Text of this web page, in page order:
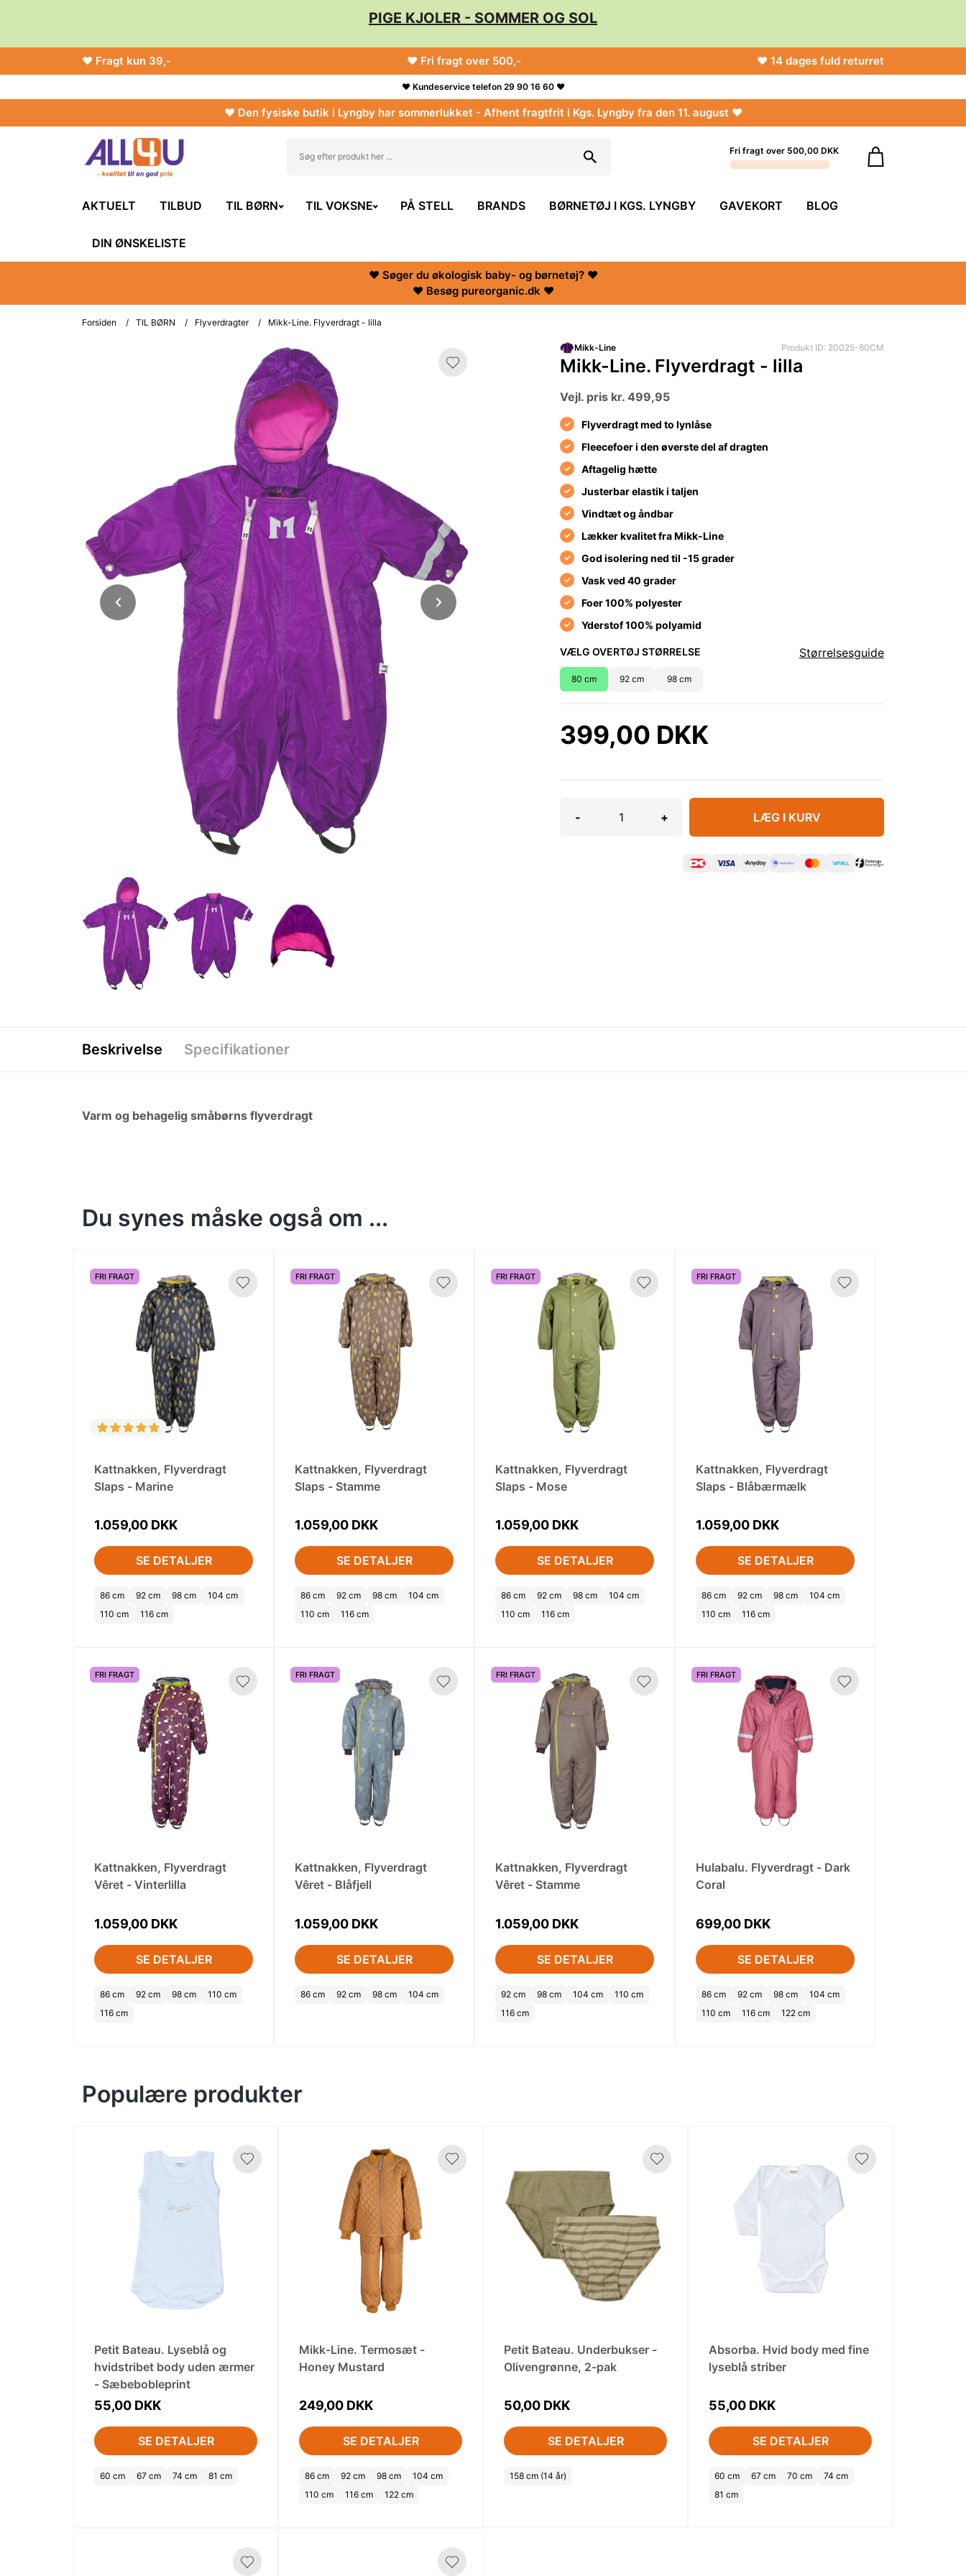
PIGE KJOLER - SOMMER OG SOL
♥ Fragt kun 39,- ♥ Fri fragt over 500,- ♥ 14 dages fuld returret
♥ Kundeservice telefon 29 90 16 60 ♥
♥ Den fysiske butik i Lyngby har sommerlukket - Afhent fragtfrit i Kgs. Lyngby fra den 11. august ♥
Fri fragt over 500,00 DKK
AKTUELT TILBUD TIL BØRN TIL VOKSNE PÅ STELL BRANDS BØRNETØJ I KGS. LYNGBY GAVEKORT BLOG
DIN ØNSKELISTE
♥ Søger du økologisk baby- og børnetøj? ♥
♥ Besøg pureorganic.dk ♥
Forsiden / TIL BØRN / Flyverdragter / Mikk-Line. Flyverdragt - lilla
Mikk-Line Produkt ID: 20025-80CM
Mikk-Line. Flyverdragt - lilla
Vejl. pris kr. 499,95
Flyverdragt med to lynlåse
Fleecefoer i den øverste del af dragten
Aftagelig hætte
Justerbar elastik i taljen
Vindtæt og åndbar
Lækker kvalitet fra Mikk-Line
God isolering ned til -15 grader
Vask ved 40 grader
Foer 100% polyester
Yderstof 100% polyamid
VÆLG OVERTØJ STØRRELSE Størrelsesguide
80 cm 92 cm 98 cm
399,00 DKK
- + LÆG I KURV
Beskrivelse Specifikationer
Varm og behagelig småbørns flyverdragt
Du synes måske også om ...
FRI FRAGT
Kattnakken, Flyverdragt
Slaps - Marine
1.059,00 DKK
SE DETALJER
86 cm 92 cm 98 cm
104 cm
110 cm
116 cm
FRI FRAGT
Kattnakken, Flyverdragt
Slaps - Stamme
1.059,00 DKK
SE DETALJER
86 cm 92 cm 98 cm
104 cm
110 cm
116 cm
FRI FRAGT
Kattnakken, Flyverdragt
Slaps - Mose
1.059,00 DKK
SE DETALJER
86 cm 92 cm 98 cm
104 cm
110 cm
116 cm
FRI FRAGT
Kattnakken, Flyverdragt
Slaps - Blåbærmælk
1.059,00 DKK
SE DETALJER
86 cm 92 cm 98 cm
104 cm
110 cm
116 cm
FRI FRAGT
Kattnakken, Flyverdragt
Vêret - Vinterlilla
1.059,00 DKK
SE DETALJER
86 cm 92 cm 98 cm
110 cm
116 cm
FRI FRAGT
Kattnakken, Flyverdragt
Vêret - Blåfjell
1.059,00 DKK
SE DETALJER
86 cm 92 cm 98 cm 104 cm
FRI FRAGT
Kattnakken, Flyverdragt
Vêret - Stamme
1.059,00 DKK
SE DETALJER
92 cm 98 cm 104 cm
110 cm
116 cm
FRI FRAGT
Hulabalu. Flyverdragt - Dark
Coral
699,00 DKK
SE DETALJER
86 cm 92 cm 98 cm
104 cm
110 cm
116 cm 122 cm
Populære produkter
Petit Bateau. Lyseblå og
hvidstribet body uden ærmer
- Sæbebobleprint
55,00 DKK
SE DETALJER
60 cm 67 cm 74 cm 81 cm
Mikk-Line. Termosæt -
Honey Mustard
249,00 DKK
SE DETALJER
86 cm 92 cm 98 cm
104 cm
110 cm
116 cm 122 cm
Petit Bateau. Underbukser -
Olivengrønne, 2-pak
50,00 DKK
SE DETALJER
158 cm (14 år)
Absorba. Hvid body med fine
lyseblå striber
55,00 DKK
SE DETALJER
60 cm 67 cm 70 cm
74 cm
81 cm